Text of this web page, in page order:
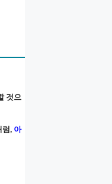
것으
럼, 아